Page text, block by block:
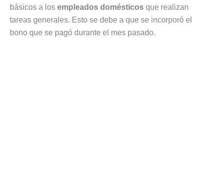
básicos a los empleados domésticos que realizan
tareas generales. Esto se debe a que se incorporó el
bono que se pagó durante el mes pasado.